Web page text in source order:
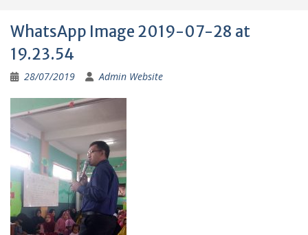
WhatsApp Image 2019-07-28 at
19.23.54
28/07/2019 Admin Website